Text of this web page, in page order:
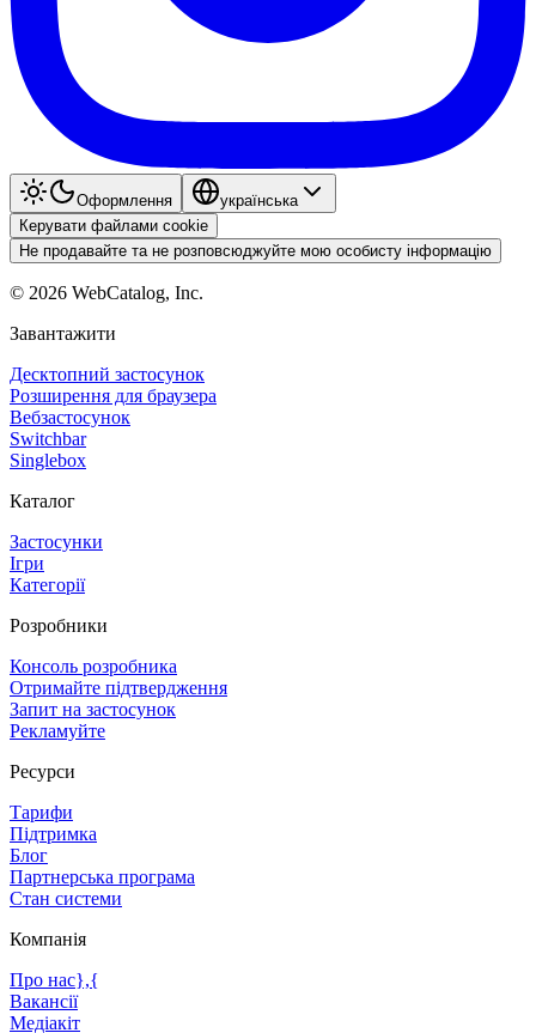
Оформлення
українська
Керувати файлами cookie
Не продавайте та не розповсюджуйте мою особисту інформацію
© 2026 WebCatalog, Inc.
Завантажити
Десктопний застосунок
Розширення для браузера
Вебзастосунок
Switchbar
Singlebox
Каталог
Застосунки
Ігри
Категорії
Розробники
Консоль розробника
Отримайте підтвердження
Запит на застосунок
Рекламуйте
Ресурси
Тарифи
Підтримка
Блог
Партнерська програма
Стан системи
Компанія
Про нас},{
Вакансії
Медіакіт